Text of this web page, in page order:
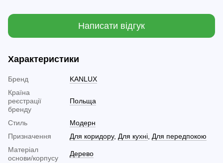
Написати відгук
Характеристики
Бренд
KANLUX
Країна
реєстрації
бренду
Польща
Стиль
Модерн
Призначення
Для коридору, Для кухні, Для передпокою
Матеріал
основи/корпусу
Дерево